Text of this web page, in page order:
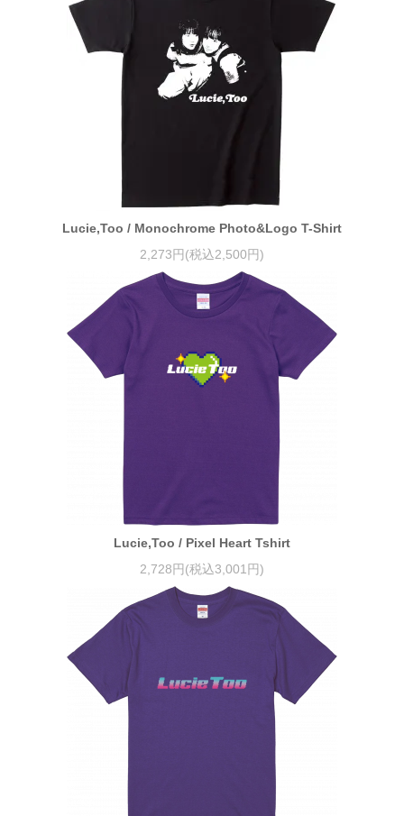
Lucie,Too / Monochrome Photo&Logo T-Shirt
2,273円(税込2,500円)
Lucie,Too / Pixel Heart Tshirt
2,728円(税込3,001円)